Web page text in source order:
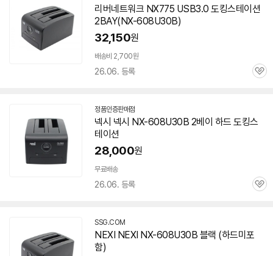
리버네트워크 NX775 USB3.0 도킹스테이션
2BAY(NX-608U30B)
32,150원
배송비 2,700원
26.06. 등록
관
정품인증판매점네
이
이
넥시 넥시 NX-608U30B 2베이 하드 도킹스
테이션
28,000원
무료배송
26.06. 등록
관
SSG.COM
NEXI NEXI NX-608U30B 블랙 (하드미포
함)